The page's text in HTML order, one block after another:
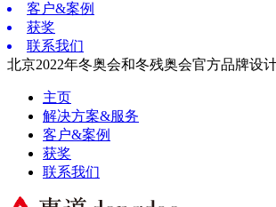
客户&案例
获奖
联系我们
北京2022年冬奥会和冬残奥会官方品牌设
主页
解决方案&服务
客户&案例
获奖
联系我们